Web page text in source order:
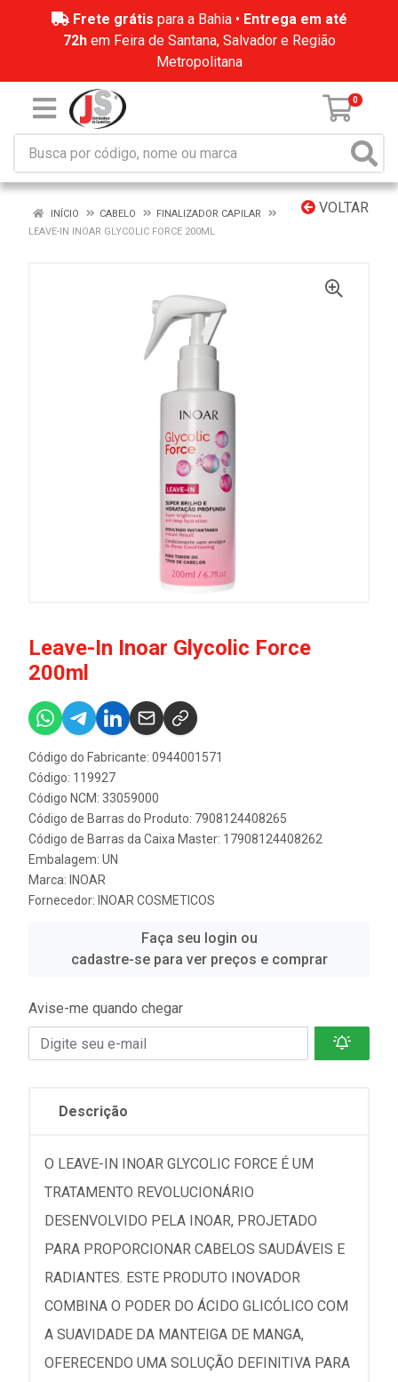
Frete grátis para a Bahia • Entrega em até
72hem Feira de Santana, Salvador e Região
Metropolitana
0
VOLTAR
INÍCIO CABELO
FINALIZADOR CAPILAR
LEAVE-IN INOAR GLYCOLIC FORCE 200ML
Leave-In Inoar Glycolic Force
200ml
Código do Fabricante: 0944001571
Código: 119927
Código NCM: 33059000
Código de Barras do Produto: 7908124408265
Código de Barras da Caixa Master: 17908124408262
Embalagem: UN
Marca: INOAR
Fornecedor: INOAR COSMETICOS
Faça seu login ou
cadastre-se para ver preços e comprar
Avise-me quando chegar
Descrição
O LEAVE-IN INOAR GLYCOLIC FORCE É UM
TRATAMENTO REVOLUCIONÁRIO
DESENVOLVIDO PELA INOAR, PROJETADO
PARA PROPORCIONAR CABELOS SAUDÁVEIS E
RADIANTES. ESTE PRODUTO INOVADOR
COMBINA O PODER DO ÁCIDO GLICÓLICO COM
A SUAVIDADE DA MANTEIGA DE MANGA,
OFERECENDO UMA SOLUÇÃO DEFINITIVA PARA